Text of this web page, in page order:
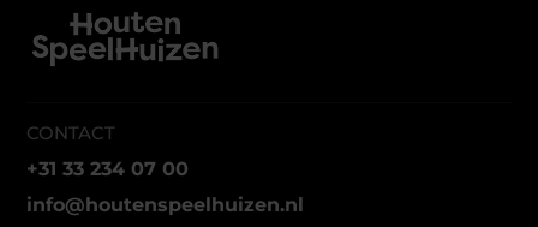
CONTACT
+31 33 234 07 00
info@houtenspeelhuizen.nl